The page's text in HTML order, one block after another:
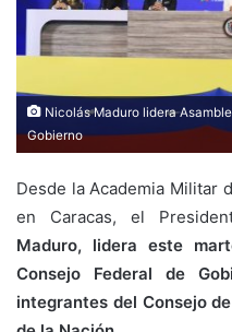
Nicolás Maduro lidera
Gobierno
Desde la Academia Militar
en Caracas, el
Maduro, lidera este
Consejo Federal de
integrantes del Consejo